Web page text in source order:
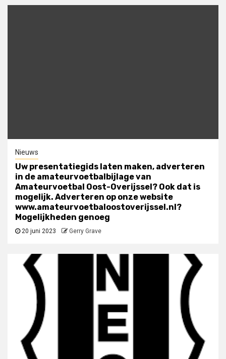
Nieuws
Uw presentatiegids laten maken, adverteren
in de amateurvoetbalbijlage van
Amateurvoetbal Oost-Overijssel? Ook dat is
mogelijk. Adverteren op onze website
www.amateurvoetbaloostoverijssel.nl?
Mogelijkheden genoeg
20 juni 2023 Gerry Grave